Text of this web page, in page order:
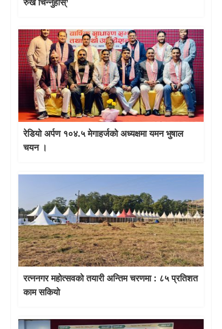
रुख चिन्नुहोस्’
रेडियो अर्पण १०४.५ मेगाहर्जको अध्यक्षमा यमन भुषाल
चयन ।
रत्ननगर महोत्सवको तयारी अन्तिम चरणमा : ८५ प्रतिशत
काम सकियो